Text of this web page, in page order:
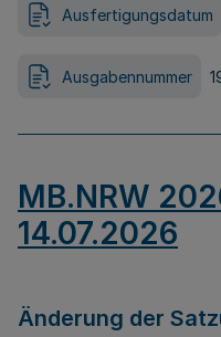
Ausfertigungsdatum
Ausgabennummer
MB.NRW
14.07.2026
Änderung der